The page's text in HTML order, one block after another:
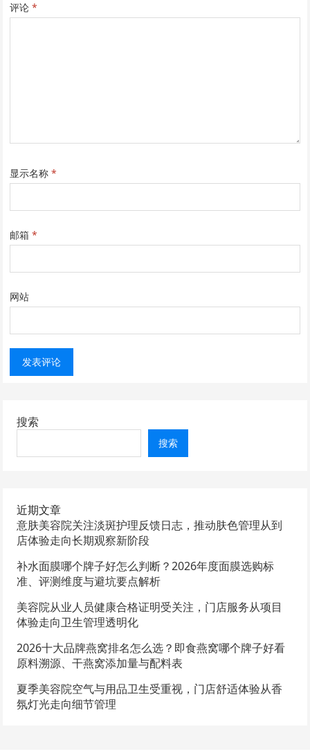
评论*
显示名称*
邮箱*
网站
搜索
搜索
近期文章
意肤美容院关注淡斑护理反馈日志，推动肤色管理从到
店体验走向长期观察新阶段
补水面膜哪个牌子好怎么判断？2026年度面膜选购标
准、评测维度与避坑要点解析
美容院从业人员健康合格证明受关注，门店服务从项目
体验走向卫生管理透明化
2026十大品牌燕窝排名怎么选？即食燕窝哪个牌子好看
原料溯源、干燕窝添加量与配料表
夏季美容院空气与用品卫生受重视，门店舒适体验从香
氛灯光走向细节管理